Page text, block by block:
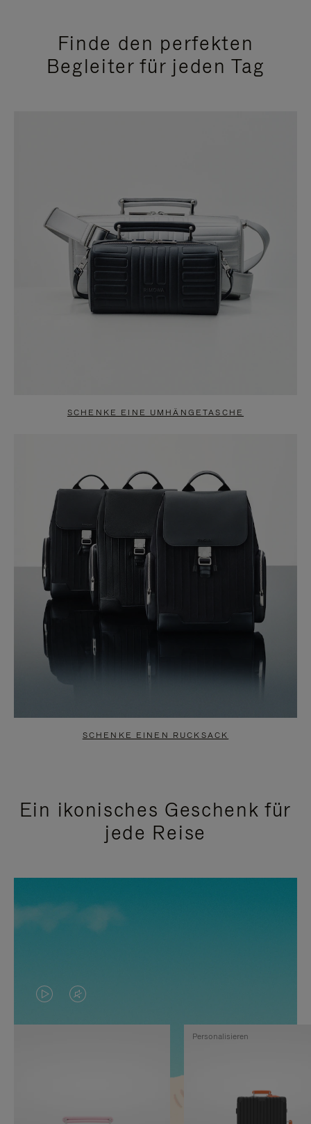
Finde den perfekten
Begleiter für jeden Tag
SCHENKE EINE UMHÄNGETASCHE
SCHENKE EINEN RUCKSACK
Ein ikonisches Geschenk für
jede Reise
DAS
VIDEO
VIDEO
IST
Personalisieren